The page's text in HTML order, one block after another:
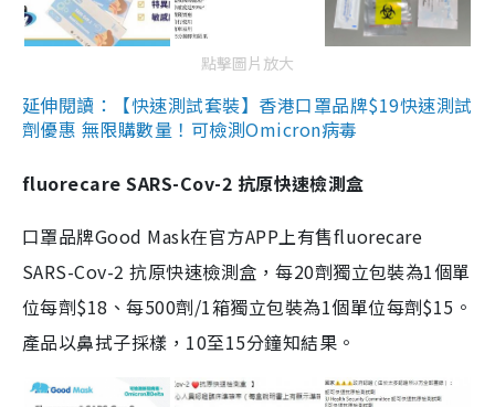
點擊圖片放大
延伸閱讀：【快速測試套裝】香港口罩品牌$19快速測試
劑優惠 無限購數量！可檢測Omicron病毒
fluorecare SARS-Cov-2 抗原快速檢測盒
口罩品牌Good Mask在官方APP上有售fluorecare
SARS-Cov-2 抗原快速檢測盒，每20劑獨立包裝為1個單
位每劑$18、每500劑/1箱獨立包裝為1個單位每劑$15。
產品以鼻拭子採樣，10至15分鐘知結果。